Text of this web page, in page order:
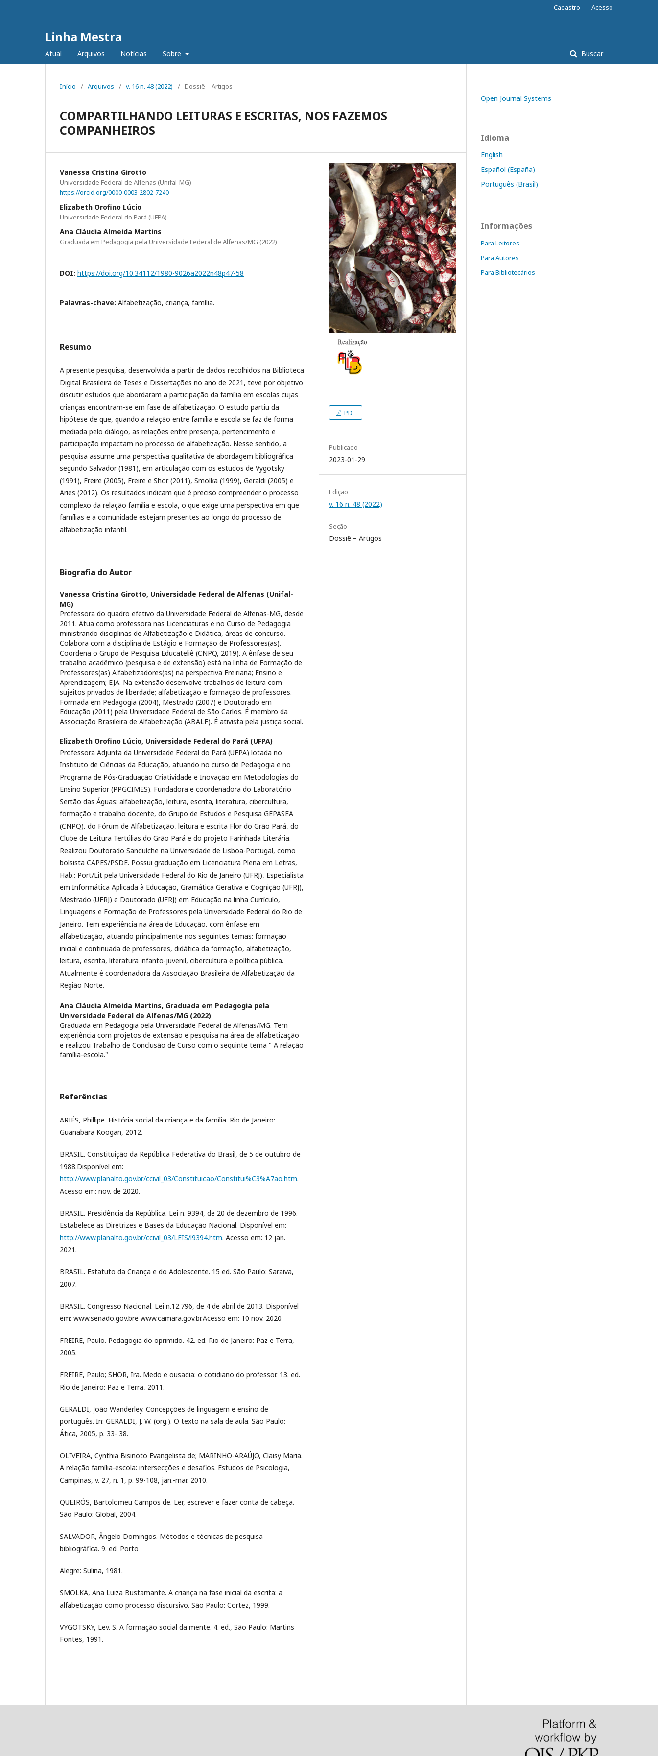
Linha Mestra
Atual Arquivos Notícias Sobre Buscar
Cadastro Acesso
Início / Arquivos / v. 16 n. 48 (2022) / Dossiê – Artigos
COMPARTILHANDO LEITURAS E ESCRITAS, NOS FAZEMOS
COMPANHEIROS
Vanessa Cristina Girotto
Universidade Federal de Alfenas (Unifal-MG)
https://orcid.org/0000-0003-2802-7240
Elizabeth Orofino Lúcio
Universidade Federal do Pará (UFPA)
Ana Cláudia Almeida Martins
Graduada em Pedagogia pela Universidade Federal de Alfenas/MG (2022)
DOI: https://doi.org/10.34112/1980-9026a2022n48p47-58
Palavras-chave: Alfabetização, criança, família.
Resumo
A presente pesquisa, desenvolvida a partir de dados recolhidos na Biblioteca
Digital Brasileira de Teses e Dissertações no ano de 2021, teve por objetivo
discutir estudos que abordaram a participação da família em escolas cujas
crianças encontram-se em fase de alfabetização. O estudo partiu da
hipótese de que, quando a relação entre família e escola se faz de forma
mediada pelo diálogo, as relações entre presença, pertencimento e
participação impactam no processo de alfabetização. Nesse sentido, a
pesquisa assume uma perspectiva qualitativa de abordagem bibliográfica
segundo Salvador (1981), em articulação com os estudos de Vygotsky
(1991), Freire (2005), Freire e Shor (2011), Smolka (1999), Geraldi (2005) e
Ariés (2012). Os resultados indicam que é preciso compreender o processo
complexo da relação família e escola, o que exige uma perspectiva em que
famílias e a comunidade estejam presentes ao longo do processo de
alfabetização infantil.
Biografia do Autor
Vanessa Cristina Girotto, Universidade Federal de Alfenas (Unifal-
MG)
Professora do quadro efetivo da Universidade Federal de Alfenas-MG, desde
2011. Atua como professora nas Licenciaturas e no Curso de Pedagogia
ministrando disciplinas de Alfabetização e Didática, áreas de concurso.
Colabora com a disciplina de Estágio e Formação de Professores(as).
Coordena o Grupo de Pesquisa Educateliê (CNPQ, 2019). A ênfase de seu
trabalho acadêmico (pesquisa e de extensão) está na linha de Formação de
Professores(as) Alfabetizadores(as) na perspectiva Freiriana; Ensino e
Aprendizagem; EJA. Na extensão desenvolve trabalhos de leitura com
sujeitos privados de liberdade; alfabetização e formação de professores.
Formada em Pedagogia (2004), Mestrado (2007) e Doutorado em
Educação (2011) pela Universidade Federal de São Carlos. É membro da
Associação Brasileira de Alfabetização (ABALF). É ativista pela justiça social.
Elizabeth Orofino Lúcio, Universidade Federal do Pará (UFPA)
Professora Adjunta da Universidade Federal do Pará (UFPA) lotada no
Instituto de Ciências da Educação, atuando no curso de Pedagogia e no
Programa de Pós-Graduação Criatividade e Inovação em Metodologias do
Ensino Superior (PPGCIMES). Fundadora e coordenadora do Laboratório
Sertão das Águas: alfabetização, leitura, escrita, literatura, cibercultura,
formação e trabalho docente, do Grupo de Estudos e Pesquisa GEPASEA
(CNPQ), do Fórum de Alfabetização, leitura e escrita Flor do Grão Pará, do
Clube de Leitura Tertúlias do Grão Pará e do projeto Farinhada Literária.
Realizou Doutorado Sanduíche na Universidade de Lisboa-Portugal, como
bolsista CAPES/PSDE. Possui graduação em Licenciatura Plena em Letras,
Hab.: Port/Lit pela Universidade Federal do Rio de Janeiro (UFRJ), Especialista
em Informática Aplicada à Educação, Gramática Gerativa e Cognição (UFRJ),
Mestrado (UFRJ) e Doutorado (UFRJ) em Educação na linha Currículo,
Linguagens e Formação de Professores pela Universidade Federal do Rio de
Janeiro. Tem experiência na área de Educação, com ênfase em
alfabetização, atuando principalmente nos seguintes temas: formação
inicial e continuada de professores, didática da formação, alfabetização,
leitura, escrita, literatura infanto-juvenil, cibercultura e política pública.
Atualmente é coordenadora da Associação Brasileira de Alfabetização da
Região Norte.
Ana Cláudia Almeida Martins, Graduada em Pedagogia pela
Universidade Federal de Alfenas/MG (2022)
Graduada em Pedagogia pela Universidade Federal de Alfenas/MG. Tem
experiência com projetos de extensão e pesquisa na área de alfabetização
e realizou Trabalho de Conclusão de Curso com o seguinte tema " A relação
família-escola."
Referências
ARIÉS, Phillipe. História social da criança e da família. Rio de Janeiro:
Guanabara Koogan, 2012.
BRASIL. Constituição da República Federativa do Brasil, de 5 de outubro de
1988.Disponível em:
http://www.planalto.gov.br/ccivil_03/Constituicao/Constitui%C3%A7ao.htm.
Acesso em: nov. de 2020.
BRASIL. Presidência da República. Lei n. 9394, de 20 de dezembro de 1996.
Estabelece as Diretrizes e Bases da Educação Nacional. Disponível em:
http://www.planalto.gov.br/ccivil_03/LEIS/l9394.htm. Acesso em: 12 jan.
2021.
BRASIL. Estatuto da Criança e do Adolescente. 15 ed. São Paulo: Saraiva,
2007.
BRASIL. Congresso Nacional. Lei n.12.796, de 4 de abril de 2013. Disponível
em: www.senado.gov.bre www.camara.gov.br.Acesso em: 10 nov. 2020
FREIRE, Paulo. Pedagogia do oprimido. 42. ed. Rio de Janeiro: Paz e Terra,
2005.
FREIRE, Paulo; SHOR, Ira. Medo e ousadia: o cotidiano do professor. 13. ed.
Rio de Janeiro: Paz e Terra, 2011.
GERALDI, João Wanderley. Concepções de linguagem e ensino de
português. In: GERALDI, J. W. (org.). O texto na sala de aula. São Paulo:
Ática, 2005, p. 33- 38.
OLIVEIRA, Cynthia Bisinoto Evangelista de; MARINHO-ARAÚJO, Claisy Maria.
A relação família-escola: intersecções e desafios. Estudos de Psicologia,
Campinas, v. 27, n. 1, p. 99-108, jan.-mar. 2010.
QUEIRÓS, Bartolomeu Campos de. Ler, escrever e fazer conta de cabeça.
São Paulo: Global, 2004.
SALVADOR, Ângelo Domingos. Métodos e técnicas de pesquisa
bibliográfica. 9. ed. Porto
Alegre: Sulina, 1981.
SMOLKA, Ana Luiza Bustamante. A criança na fase inicial da escrita: a
alfabetização como processo discursivo. São Paulo: Cortez, 1999.
VYGOTSKY, Lev. S. A formação social da mente. 4. ed., São Paulo: Martins
Fontes, 1991.
PDF
Publicado
2023-01-29
Edição
v. 16 n. 48 (2022)
Seção
Dossiê – Artigos
Open Journal Systems
Idioma
English
Español (España)
Português (Brasil)
Informações
Para Leitores
Para Autores
Para Bibliotecários